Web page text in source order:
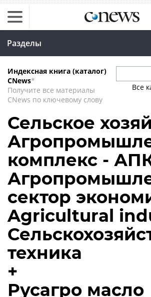
Разделы
Индексная книга (каталог)
CNews*
Получите все материалы
CNews по ключевому слову
Все
Сельское
комплекс -
сектор
Agricultural
техника
+
Русагро масло